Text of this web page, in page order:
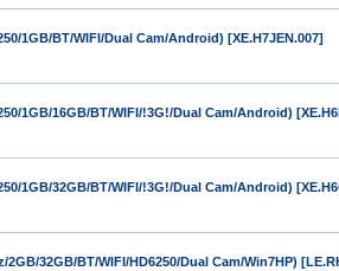
1GB/BT/WIFI/Dual Cam/Android) [XE.H7JEN.007]
1GB/16GB/BT/WIFI/!3G!/Dual Cam/Android)
1GB/32GB/BT/WIFI/!3G!/Dual Cam/Android)
32GB/BT/WIFI/HD6250/Dual Cam/Win7HP)